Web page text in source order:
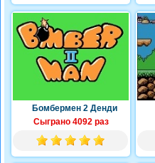
Бомбермен 2 Денди
Сыграно 4092 раз